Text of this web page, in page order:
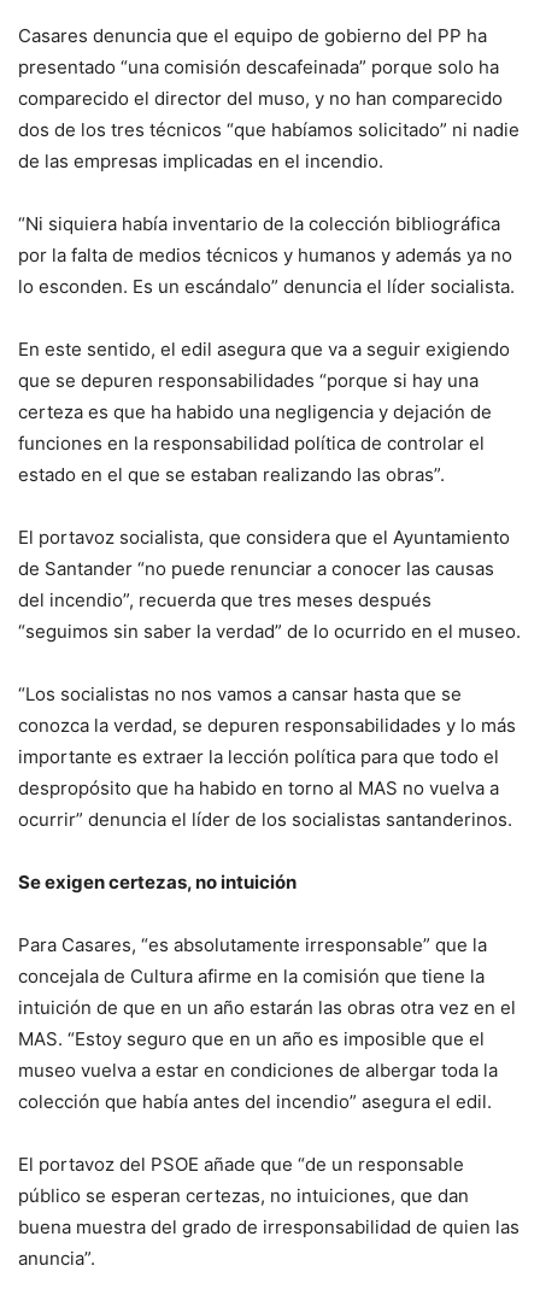
Casares denuncia que el equipo de gobierno del PP ha
presentado “una comisión descafeinada” porque solo ha
comparecido el director del muso, y no han comparecido
dos de los tres técnicos “que habíamos solicitado” ni nadie
de las empresas implicadas en el incendio.
“Ni siquiera había inventario de la colección bibliográfica
por la falta de medios técnicos y humanos y además ya no
lo esconden. Es un escándalo” denuncia el líder socialista.
En este sentido, el edil asegura que va a seguir exigiendo
que se depuren responsabilidades “porque si hay una
certeza es que ha habido una negligencia y dejación de
funciones en la responsabilidad política de controlar el
estado en el que se estaban realizando las obras”.
El portavoz socialista, que considera que el Ayuntamiento
de Santander “no puede renunciar a conocer las causas
del incendio”, recuerda que tres meses después
“seguimos sin saber la verdad” de lo ocurrido en el museo.
“Los socialistas no nos vamos a cansar hasta que se
conozca la verdad, se depuren responsabilidades y lo más
importante es extraer la lección política para que todo el
despropósito que ha habido en torno al MAS no vuelva a
ocurrir” denuncia el líder de los socialistas santanderinos.
Se exigen certezas, no intuición
Para Casares, “es absolutamente irresponsable” que la
concejala de Cultura afirme en la comisión que tiene la
intuición de que en un año estarán las obras otra vez en el
MAS. “Estoy seguro que en un año es imposible que el
museo vuelva a estar en condiciones de albergar toda la
colección que había antes del incendio” asegura el edil.
El portavoz del PSOE añade que “de un responsable
público se esperan certezas, no intuiciones, que dan
buena muestra del grado de irresponsabilidad de quien las
anuncia”.